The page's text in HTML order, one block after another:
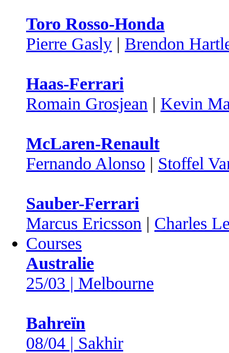
Toro Rosso-Honda
Pierre Gasly | Brendon
Haas-Ferrari
Romain Grosjean | Kevin
McLaren-Renault
Fernando Alonso | Stoffel
Sauber-Ferrari
Marcus Ericsson | Charles
Courses
Australie
25/03 | Melbourne
Bahreïn
08/04 | Sakhir